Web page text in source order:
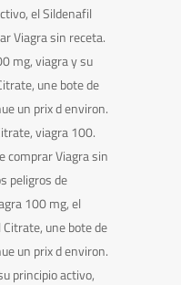
el Sildenafil
Viagra sin receta.
mg, viagra y su
une bote de
un prix d environ.
viagra 100.
comprar Viagra sin
peligros de
100 mg, el
une bote de
un prix d environ.
principio activo,